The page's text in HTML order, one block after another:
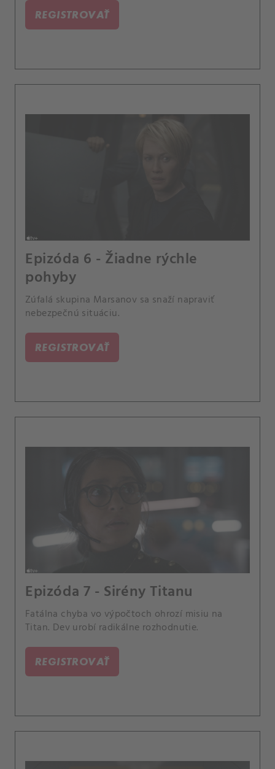
REGISTROVAŤ
Epizóda 6 - Žiadne rýchle
pohyby
Zúfalá skupina Marsanov sa snaží napraviť
nebezpečnú situáciu.
REGISTROVAŤ
Epizóda 7 - Sirény Titanu
Fatálna chyba vo výpočtoch ohrozí misiu na
Titan. Dev urobí radikálne rozhodnutie.
REGISTROVAŤ